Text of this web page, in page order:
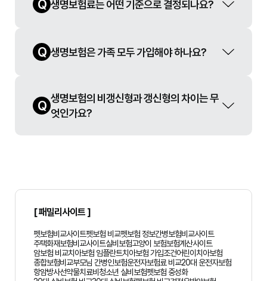
Q 생명보험료는 어떤 기준으로 결정되나요?
Q 생명보험은 가족 모두 가입해야 하나요?
Q 생명보험의 비갱신형과 갱신형의 차이는 무
엇인가요?
[ 패밀리사이트 ]
펫보험비교사이트펫보험 비교펫보험 정보간병보험비교사이트
주택화재보험비교사이트실비보험고양이 보험보험계산사이트
암보험 비교치아보험 임플란트치아보험 가입조건어린이치아보험
종합보험비교부모님 간병인보험운전자보험료 비교20대 운전자보험
항암방사선약물치료비 청소년 실비보험펫보험 중성화